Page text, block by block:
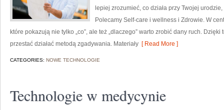
lepiej zrozumieć, co działa przy Twojej
Polecamy Self-care i wellness i Zdrowie. W
które pokazują nie tylko „co”, ale też „dlaczego” warto zrobić dany ruch.
przestać działać metodą zgadywania. Materiały [ Read More ]
CATEGORIES: NOWE TECHNOLOGIE
Technologie w medycynie